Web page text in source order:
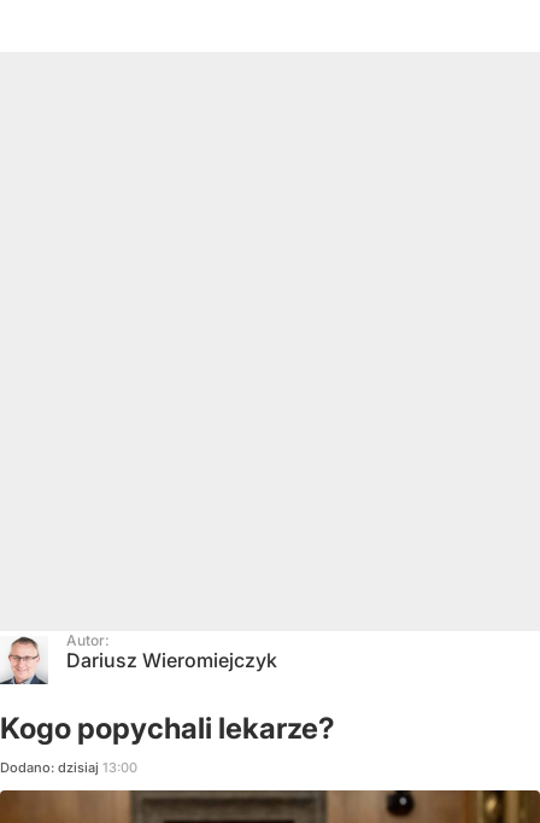
Autor:
Dariusz Wieromiejczyk
Kogo popychali lekarze?
Dodano: dzisiaj 13:00